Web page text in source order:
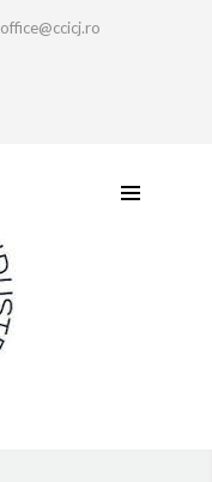
office@ccicj.ro